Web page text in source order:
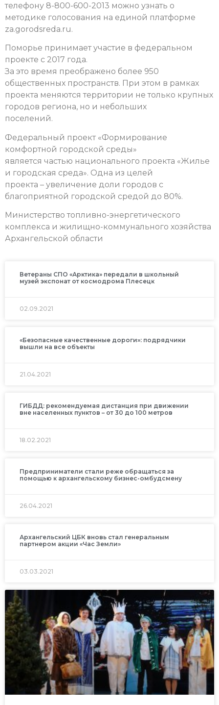
телефону 8-800-600-2013 можно узнать о
методике голосования на единой платформе
za.gorodsreda.ru.
Поморье принимает участие в федеральном
проекте с 2017 года.
За это время преображено более 950
общественных пространств. При этом в рамках
проекта меняются территории не только крупных
городов региона, но и небольших
поселений.
Федеральный проект «Формирование
комфортной городской среды»
является частью национального проекта «Жилье
и городская среда». Одна из целей
проекта – увеличение доли городов с
благоприятной городской средой до 80%.
Министерство топливно-энергетического
комплекса и жилищно-коммунального хозяйства
Архангельской области
Ветераны СПО «Арктика» передали в школьный
музей экспонат от космодрома Плесецк
02.09.2021
«Безопасные качественные дороги»: подрядчики
вышли на все объекты
21.04.2021
ГИБДД: рекомендуемая дистанция при движении
вне населенных пунктов – от 30 до 100 метров
18.02.2021
Предприниматели стали реже обращаться за
помощью к архангельскому бизнес-омбудсмену
26.04.2021
Архангельский ЦБК вновь стал генеральным
партнером акции «Час Земли»
03.03.2021